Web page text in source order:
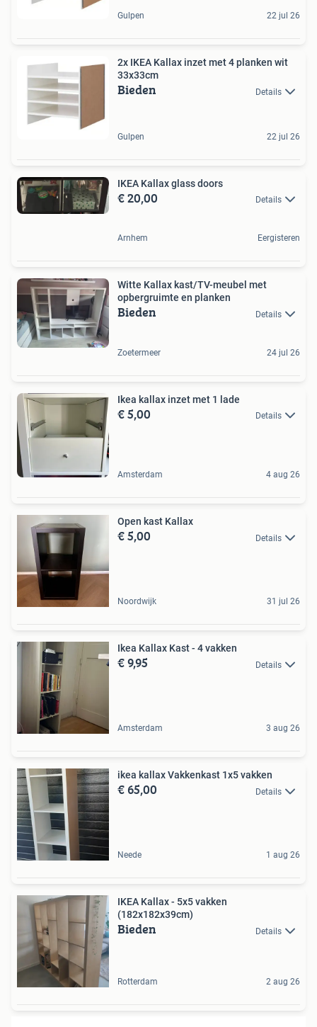
Gulpen 22 jul 26
2x IKEA Kallax inzet met 4 planken wit
33x33cm
Bieden Details
Gulpen 22 jul 26
IKEA Kallax glass doors
€ 20,00 Details
Arnhem Eergisteren
Witte Kallax kast/TV-meubel met
opbergruimte en planken
Bieden Details
Zoetermeer 24 jul 26
Ikea kallax inzet met 1 lade
€ 5,00 Details
Amsterdam 4 aug 26
Open kast Kallax
€ 5,00 Details
Noordwijk 31 jul 26
Ikea Kallax Kast - 4 vakken
€ 9,95 Details
Amsterdam 3 aug 26
ikea kallax Vakkenkast 1x5 vakken
€ 65,00 Details
Neede 1 aug 26
IKEA Kallax - 5x5 vakken
(182x182x39cm)
Bieden Details
Rotterdam 2 aug 26